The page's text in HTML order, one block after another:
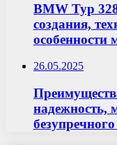
BMW Typ
создания,
особенности
26.05.2025
надежность,